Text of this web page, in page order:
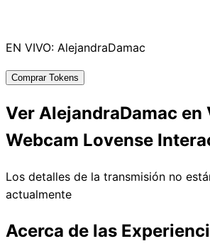
EN VIVO: AlejandraDamac
Comprar Tokens
Ver AlejandraDamac en
Webcam Lovense
Los detalles de la transmisión no
actualmente
Acerca de las